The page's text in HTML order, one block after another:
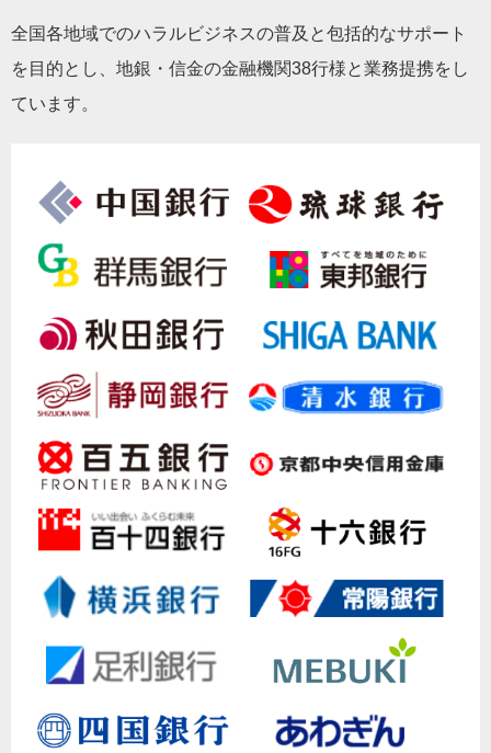
全国各地域でのハラルビジネスの普及と包括的なサポート
を目的とし、地銀・信金の金融機関38行様と業務提携をし
ています。